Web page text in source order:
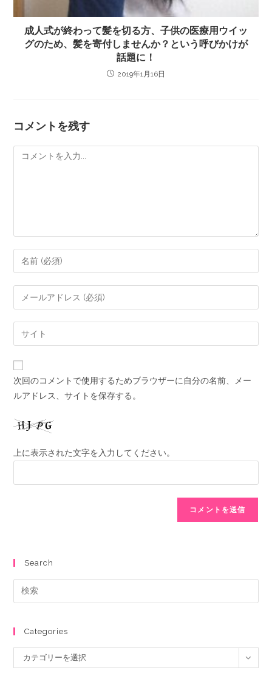
成人式が終わって髪を切る方、子供の医療用ウイッ
グのため、髪を寄付しませんか？という呼びかけが
話題に！
2019年1月16日
コメントを残す
次回のコメントで使用するためブラウザーに自分の名前、メー
ルアドレス、サイトを保存する。
上に表示された文字を入力してください。
Search
Categories
カテゴリーを選択